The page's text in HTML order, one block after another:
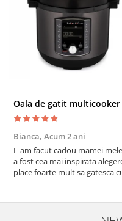
Bianca, Acum 2 ani
L-am facut cadou mamei
a fost cea mai inspirata
place foarte mult sa gatesca
cratita...ma gandesc serios sa
cumpar si eu! Recomand mult !